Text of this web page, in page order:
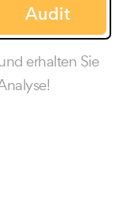
Audit
erhalten Sie